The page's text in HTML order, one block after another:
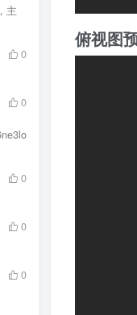
主
0
0
0
0
0
俯视图